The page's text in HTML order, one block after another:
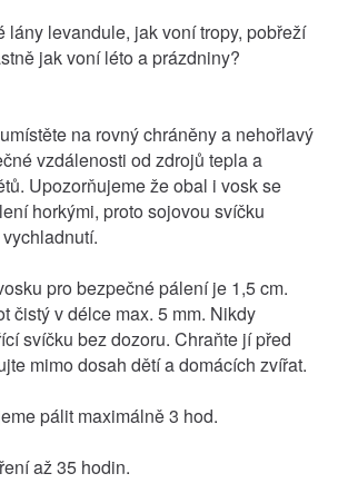
lány levandule, jak voní tropy, pobřeží
jak voní léto a prázdniny?
umístěte na rovný chráněny a nehořlavý
vzdálenosti od zdrojů tepla a
Upozorňujeme že obal i vosk se
horkými, proto sojovou svíčku
pro bezpečné pálení je 1,5 cm.
čistý v délce max. 5 mm. Nikdy
svíčku bez dozoru. Chraňte jí před
mimo dosah dětí a domácích zvířat.
pálit maximálně 3 hod.
až 35 hodin.